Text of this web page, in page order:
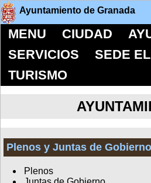
Ayuntamiento de Granada
MENU CIUDAD
SERVICIOS
SEDE
TURISMO
Plenos y Juntas de Gobierno
Plenos